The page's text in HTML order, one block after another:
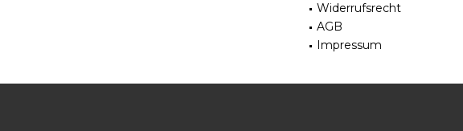
Widerrufsrecht
AGB
Impressum